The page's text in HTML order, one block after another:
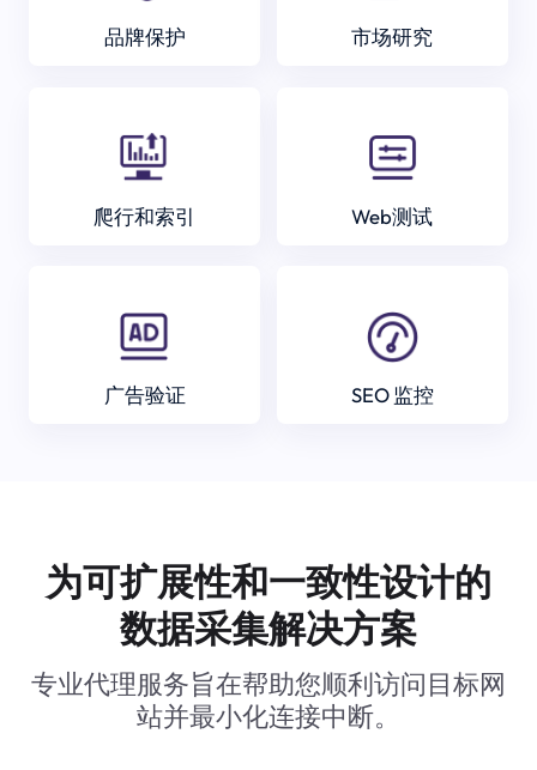
品牌保护 市场研究
爬行和索引 Web测试
广告验证 SEO 监控
为可扩展性和一致性设计的
数据采集解决方案
专业代理服务旨在帮助您顺利访问目标网
站并最小化连接中断。